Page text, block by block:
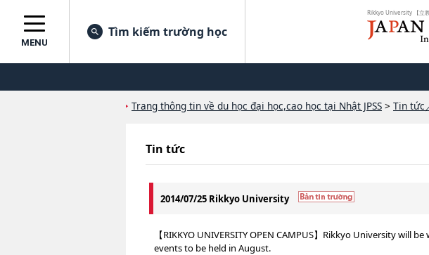
Rikkyo University 【立
MENU
Tìm kiếm trường học
Trang thông tin về du học đại học,cao học tại Nhật JPSS > Tin tức
Tin tức
2014/07/25 Rikkyo University
【RIKKYO UNIVERSITY OPEN CAMPUS】Rikkyo University will
events to be held in August.